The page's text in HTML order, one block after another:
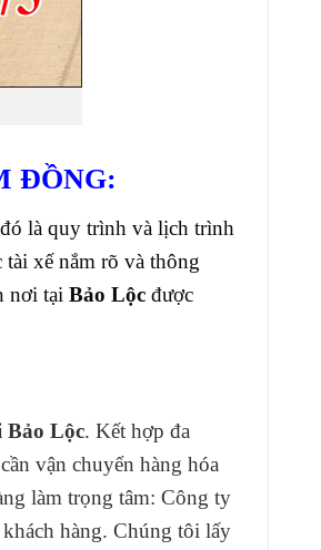
ĐỒNG:
là quy trình và lịch trình
xế nắm rõ và thông
nơi tại Bảo Lộc được
Lộc. Kết hợp đa
vận chuyển hàng hóa
làm trọng tâm: Công ty
hàng. Chúng tôi lấy